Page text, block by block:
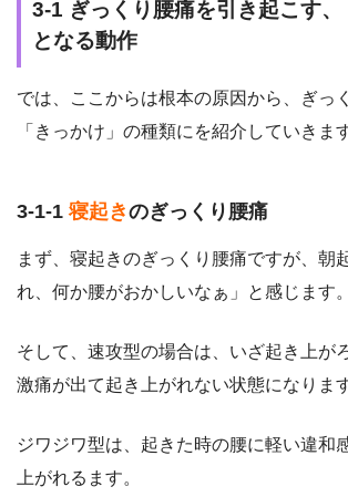
3-1 ぎっくり腰痛を引き起こす、
となる動作
では、ここからは根本の原因から、ぎっ
「きっかけ」の種類にを紹介していきま
3-1-1寝起きのぎっくり腰痛
まず、寝起きのぎっくり腰痛ですが、朝
れ、何か腰がおかしいなぁ」と感じます。
そして、速攻型の場合は、いざ起き上が
激痛が出て起き上がれない状態になります
ジワジワ型は、起きた時の腰に軽い違和
上がれるます。